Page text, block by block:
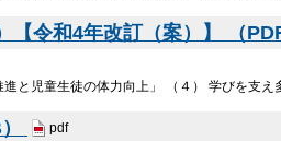
【令和4年改訂（案）】 （
と児童生徒の体力向上」 （４） 学びを支
pdf